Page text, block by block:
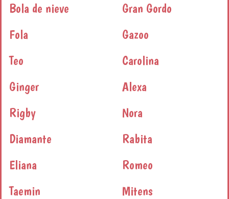
Bola de nieve
Gran Gordo
Fola
Gazoo
Teo
Carolina
Ginger
Alexa
Rigby
Nora
Diamante
Rabita
Eliana
Romeo
Taemin
Mitens